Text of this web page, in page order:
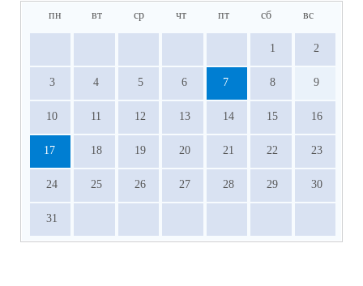
пн вт ср чт пт сб вс
1 2
3 4 5 6 7 8 9
10 11 12 13 14 15 16
17 18 19 20 21 22 23
24 25 26 27 28 29 30
31